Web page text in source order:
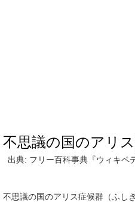
不思議の国のアリ
出典: フリー百科事典『ウィキペ
不思議の国のアリス症候群 （ふし